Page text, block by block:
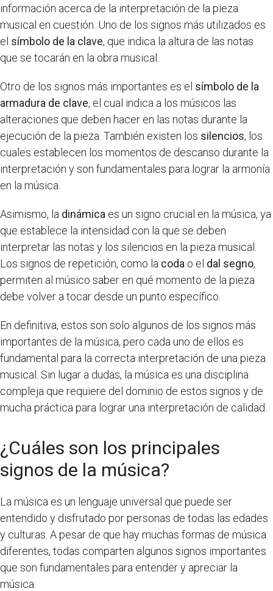
información acerca de la interpretación de la pieza
musical en cuestión. Uno de los signos más utilizados es
el símbolo de la clave, que indica la altura de las notas
que se tocarán en la obra musical.
Otro de los signos más importantes es el símbolo de la
armadura de clave, el cual indica a los músicos las
alteraciones que deben hacer en las notas durante la
ejecución de la pieza. También existen los silencios, los
cuales establecen los momentos de descanso durante la
interpretación y son fundamentales para lograr la armonía
en la música.
Asimismo, la dinámica es un signo crucial en la música, ya
que establece la intensidad con la que se deben
interpretar las notas y los silencios en la pieza musical.
Los signos de repetición, como la coda o el dal segno,
permiten al músico saber en qué momento de la pieza
debe volver a tocar desde un punto específico.
En definitiva, estos son solo algunos de los signos más
importantes de la música, pero cada uno de ellos es
fundamental para la correcta interpretación de una pieza
musical. Sin lugar a dudas, la música es una disciplina
compleja que requiere del dominio de estos signos y de
mucha práctica para lograr una interpretación de calidad.
¿Cuáles son los principales
signos de la música?
La música es un lenguaje universal que puede ser
entendido y disfrutado por personas de todas las edades
y culturas. A pesar de que hay muchas formas de música
diferentes, todas comparten algunos signos importantes
que son fundamentales para entender y apreciar la
música.